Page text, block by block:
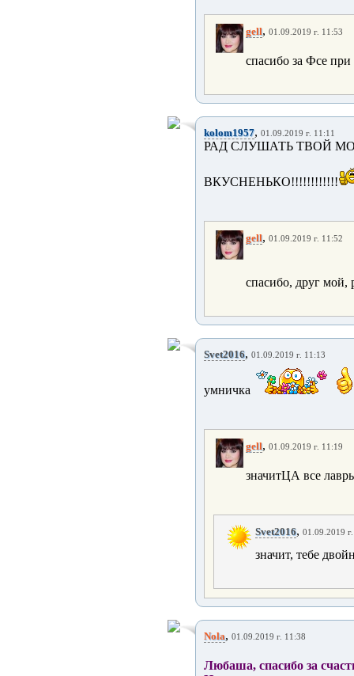
gell, 01.09.2019 г. 11:53
спасибо за Фсе
kolom1957, 01.09.2019 г. 11:11
РАД СЛУШАТЬ ТВОЙ
ВКУСНЕНЬКО!!!!!!!!!!!!
gell, 01.09.2019 г. 11:52
спасибо, друг мой,
Svet2016, 01.09.2019 г. 11:13
умничка
gell, 01.09.2019 г. 11:19
значитЦА все
Svet2016, 01.09.2019
значит, тебе
Nola, 01.09.2019 г. 11:38
Любаша, спасибо за